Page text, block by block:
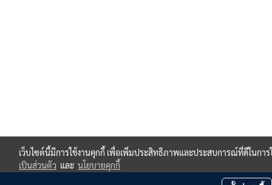
เว็บไซต์นี้มีการใช้งานคุกกี้ เพื่อเพิ่มประสิทธิภาพและประสบการณ์ที่ดีในกา
เป็นส่วนตัว และ นโยบายคุกกี้